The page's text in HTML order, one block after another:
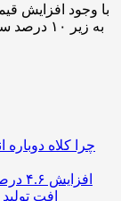
با وجود افزایش
به زیر
چرا کلاه دوباره
افت